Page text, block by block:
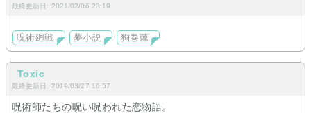
最終更新日: 2021/02/06 23:19
呪術廻戦 夢小説 狗巻棘
Toxic
最終更新日: 2019/03/27 16:57
呪術師たちの呪い呪われた恋物語。